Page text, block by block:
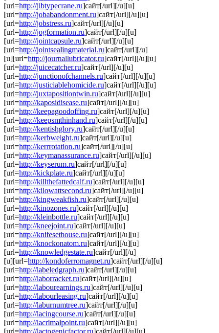
[url=http://jibtypecrane.ru]сайт[/url][/u][u]
[url=http://jobabandonment.ru]сайт[/url][/u][u]
[url=http://jobstress.ru]сайт[/url][/u][u]
[url=http://jogformation.ru]сайт[/url][/u][u]
[url=http://jointcapsule.ru]сайт[/url][/u][u]
[url=http://jointsealingmaterial.ru]сайт[/url][/u]
[u][url=http://journallubricator.ru]сайт[/url][/u][u]
[url=http://juicecatcher.ru]сайт[/url][/u][u]
[url=http://junctionofchannels.ru]сайт[/url][/u][u]
[url=http://justiciablehomicide.ru]сайт[/url][/u][u]
[url=http://juxtapositiontwin.ru]сайт[/url][/u][u]
[url=http://kaposidisease.ru]сайт[/url][/u][u]
[url=http://keepagoodoffing.ru]сайт[/url][/u][u]
[url=http://keepsmthinhand.ru]сайт[/url][/u][u]
[url=http://kentishglory.ru]сайт[/url][/u][u]
[url=http://kerbweight.ru]сайт[/url][/u][u]
[url=http://kerrrotation.ru]сайт[/url][/u][u]
[url=http://keymanassurance.ru]сайт[/url][/u][u]
[url=http://keyserum.ru]сайт[/url][/u][u]
[url=http://kickplate.ru]сайт[/url][/u][u]
[url=http://killthefattedcalf.ru]сайт[/url][/u][u]
[url=http://kilowattsecond.ru]сайт[/url][/u][u]
[url=http://kingweakfish.ru]сайт[/url][/u][u]
[url=http://kinozones.ru]сайт[/url][/u][u]
[url=http://kleinbottle.ru]сайт[/url][/u][u]
[url=http://kneejoint.ru]сайт[/url][/u][u]
[url=http://knifesethouse.ru]сайт[/url][/u][u]
[url=http://knockonatom.ru]сайт[/url][/u][u]
[url=http://knowledgestate.ru]сайт[/url][/u]
[u][url=http://kondoferromagnet.ru]сайт[/url][/u][u]
[url=http://labeledgraph.ru]сайт[/url][/u][u]
[url=http://laborracket.ru]сайт[/url][/u][u]
[url=http://labourearnings.ru]сайт[/url][/u][u]
[url=http://labourleasing.ru]сайт[/url][/u][u]
[url=http://laburnumtree.ru]сайт[/url][/u][u]
[url=http://lacingcourse.ru]сайт[/url][/u][u]
[url=http://lacrimalpoint.ru]сайт[/url][/u][u]